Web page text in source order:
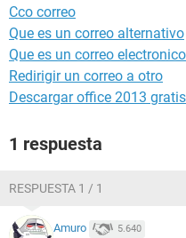
Cco correo
Que es un correo alternativo
Que es un correo electronico
Redirigir un correo a otro
Descargar office 2013
1 respuesta
RESPUESTA 1 / 1
Amuro 5.640